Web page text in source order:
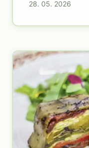
28. 05. 2026